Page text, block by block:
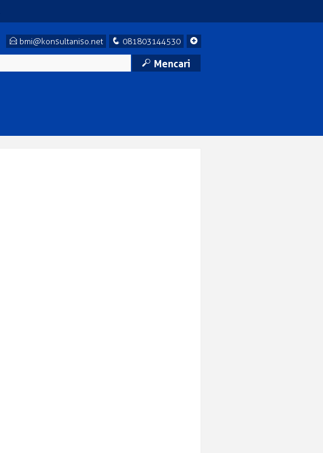
+
q 081803144530
E bmi@konsultaniso.net
M Mencari